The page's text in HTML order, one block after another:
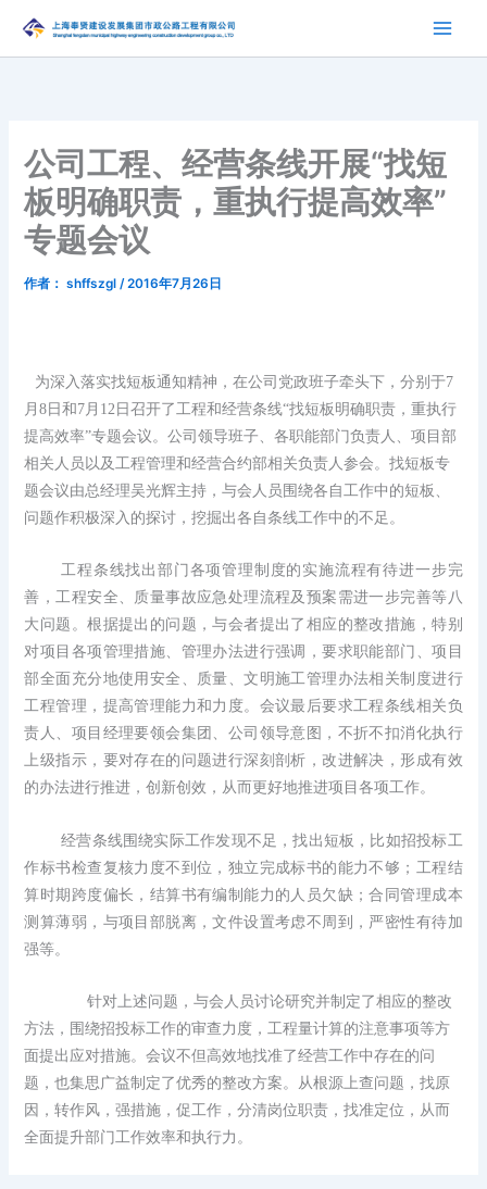
内
公司工程、经营条线开展“找短
板明确职责，重执行提高效率”
专题会议
作者： shffszgl/2016年7月26日
为深入落实找短板通知精神，在公司党政班子牵头下，分别于7
月8 日和 7月 12 日召开了工程和经营条线“找短板明确职责，重执行
提高效率”专题会议。公司领导班子、各职能部门负责人、项目部
相关人员以及工程管理和经营合约部相关负责人参会。找短板专
题会议由总经理吴光辉主持，与会人员围绕各自工作中的短板、
问题作积极深入的探讨，挖掘出各自条线工作中的不足。
工程条线找出部门各项管理制度的实施流程有待进一步完
善，工程安全、质量事故应急处理流程及预案需进一步完善等八
大问题。根据提出的问题，与会者提出了相应的整改措施，特别
对项目各项管理措施、管理办法进行强调，要求职能部门、项目
部全面充分地使用安全、质量、文明施工管理办法相关制度进行
工程管理，提高管理能力和力度。会议最后要求工程条线相关负
责人、项目经理要领会集团、公司领导意图，不折不扣消化执行
上级指示，要对存在的问题进行深刻剖析，改进解决，形成有效
的办法进行推进，创新创效，从而更好地推进项目各项工作。
经营条线围绕实际工作发现不足，找出短板，比如招投标工
作标书检查复核力度不到位，独立完成标书的能力不够；工程结
算时期跨度偏长，结算书有编制能力的人员欠缺；合同管理成本
测算薄弱，与项目部脱离，文件设置考虑不周到，严密性有待加
强等。
针对上述问题，与会人员讨论研究并制定了相应的整改
方法，围绕招投标工作的审查力度，工程量计算的注意事项等方
面提出应对措施。会议不但高效地找准了经营工作中存在的问
题，也集思广益制定了优秀的整改方案。从根源上查问题，找原
因，转作风，强措施，促工作，分清岗位职责，找准定位，从而
全面提升部门工作效率和执行力。